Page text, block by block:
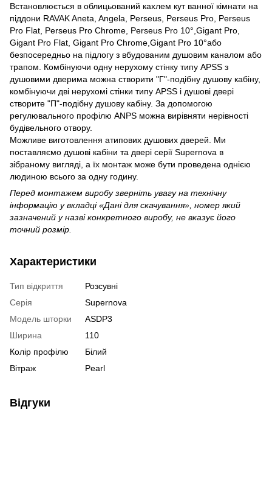
Встановлюється в облицьований кахлем кут ванної кімнати на
піддони RAVAK Aneta, Angela, Perseus, Perseus Pro, Perseus
Pro Flat, Perseus Pro Chrome, Perseus Pro 10°,Gigant Pro,
Gigant Pro Flat, Gigant Pro Chrome,Gigant Pro 10°або
безпосередньо на підлогу з вбудованим душовим каналом або
трапом. Комбінуючи одну нерухому стінку типу APSS з
душовими дверима можна створити "Г"-подібну душову кабіну,
комбінуючи дві нерухомі стінки типу APSS і душові двері
створите "П"-подібну душову кабіну. За допомогою
регулювального профілю АNPS можна вирівняти нерівності
будівельного отвору.
Можливе виготовлення атипових душових дверей. Ми
поставляємо душові кабіни та двері серії Supernova в
зібраному вигляді, а їх монтаж може бути проведена однією
людиною всього за одну годину.
Перед монтажем виробу зверніть увагу на технічну
інформацію у вкладці «Дані для скачування», номер який
зазначений у назві конкретного виробу, не вказує його
точний розмір.
Характеристики
Тип відкриття
Розсувні
Серія
Supernova
Модель шторки
ASDP3
Ширина
110
Колір профілю
Білий
Вітраж
Pearl
Відгуки